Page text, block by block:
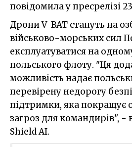
повідомила у пресрелізі
Дрони V-BAT стануть на
військово-морських сил
експлуатуватися на
польського флоту. "Ця
можливість надає
перевірену недорогу
підтримки, яка покращує
загроз для командирів", -
Shield AI.